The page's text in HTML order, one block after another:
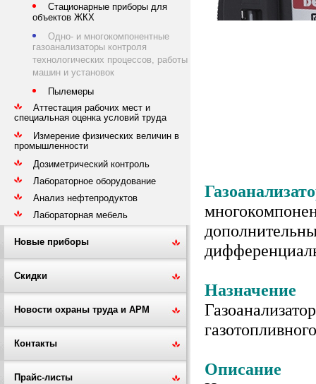
Стационарные приборы для
объектов ЖКХ
Одно- и многокомпонентные
газоанализаторы контроля
технологических процессов, работы
машин и установок
Пылемеры
Аттестация рабочих мест и
специальная оценка условий труда
Измерение физических величин в
промышленности
Дозиметрический контроль
Лабораторное оборудование
Анализ нефтепродуктов
Лабораторная мебель
Новые приборы
Скидки
Новости охраны труда и АРМ
Контакты
Прайс-листы
Назначение
Описание